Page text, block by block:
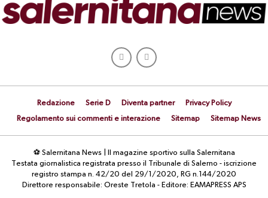
Redazione Serie D Diventa partner
Privacy Policy
Regolamento sui commenti e interazione
Sitemap Sitemap News
⚽ Salernitana News | Il magazine sportivo sulla Salernitana
Testata giornalistica registrata presso il Tribunale di Salerno - iscrizione
registro stampa n. 42/20 del 29/1/2020, RG n.144/2020
Direttore responsabile: Oreste Tretola - Editore: EAMAPRESS APS